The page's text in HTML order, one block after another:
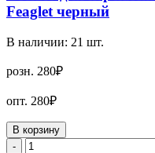
Feaglet черный
В наличии: 21 шт.
розн. 280₽
опт. 280₽
В корзину
-